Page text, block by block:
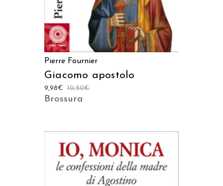
Pierre Fournier
Giacomo apostolo
10,50€
9,98€
Brossura